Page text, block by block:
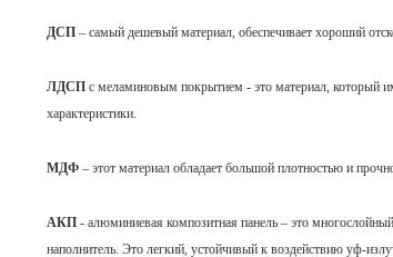
ДСП – самый дешевый материал, обеспечивает хороший
ЛДСП с меламиновым покрытием - это материал, который
характеристики.
МДФ – этот материал обладает большой плотностью и
АКП - алюминиевая композитная панель – это
наполнитель. Это легкий, устойчивый к воздействию уф-